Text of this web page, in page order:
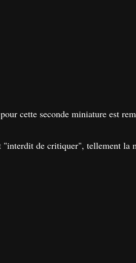
cette seconde miniature est
"interdit de critiquer", tellement la